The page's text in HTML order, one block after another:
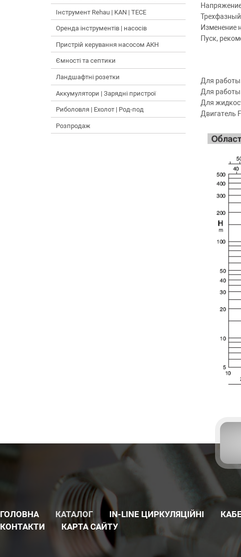
Інструмент Rehau | KAN | TECE
Оренда інструментів | насосів
Пристрій керування насосом АКН
Ємності та септики
Ландшафтні розетки
Аккумулятори | Зарядні пристрої
Риболовля | Ехолот | Род-под
Розпродаж
Изменение
Пуск,
Для работы
Для работы
Для
Двигатель
ГОЛОВНА КАТАЛОГ IN-LINE ЦИРКУЛЯЦІЙНІ
КОНТАКТИ
КАРТА САЙТУ